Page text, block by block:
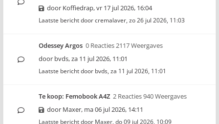
door Koffiedrap,vr 17 jul 2026, 16:04
Laatste bericht doorcremalaver, zo 26 jul 2026, 11:03
Odessey Argos 0 Reacties 2117 Weergaves
door bvds,za 11 jul 2026, 11:01
Laatste bericht door bvds, za 11 jul 2026, 11:01
Te koop: Femobook A4Z 2 Reacties 940 Weergaves
door Maxer, ma 06 jul 2026, 14:11
Laatste bericht door Maxer, do 09 jul 2026, 10:09